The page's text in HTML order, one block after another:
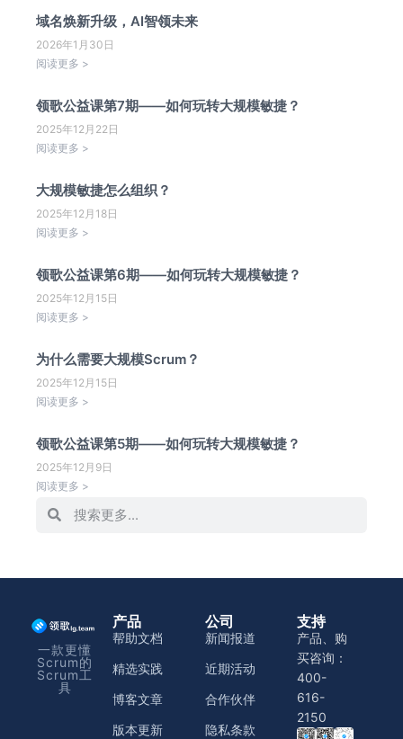
域名焕新升级，AI智领未来
2026年1月30日
阅读更多 >
领歌公益课第7期——如何玩转大规模敏捷？
2025年12月22日
阅读更多 >
大规模敏捷怎么组织？
2025年12月18日
阅读更多 >
领歌公益课第6期——如何玩转大规模敏捷？
2025年12月15日
阅读更多 >
为什么需要大规模Scrum？
2025年12月15日
阅读更多 >
领歌公益课第5期——如何玩转大规模敏捷？
2025年12月9日
阅读更多 >
一款更懂
Scrum的
Scrum工
具
产品
帮助文档
精选实践
博客文章
版本更新
公司
新闻报道
近期活动
合作伙伴
隐私条款
支持
产品、购
买咨询：
400-
616-
2150